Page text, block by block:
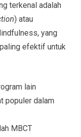
terkenal adalah
) atau
yang
efektif untuk
lain
populer dalam
MBCT